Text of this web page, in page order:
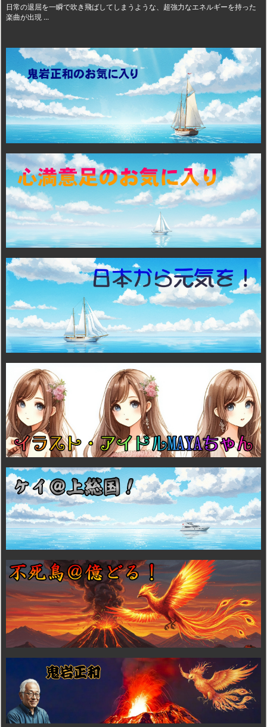
日常の退屈を一瞬で吹き飛ばしてしまうような、超強力なエネルギーを持った
楽曲が出現 ...